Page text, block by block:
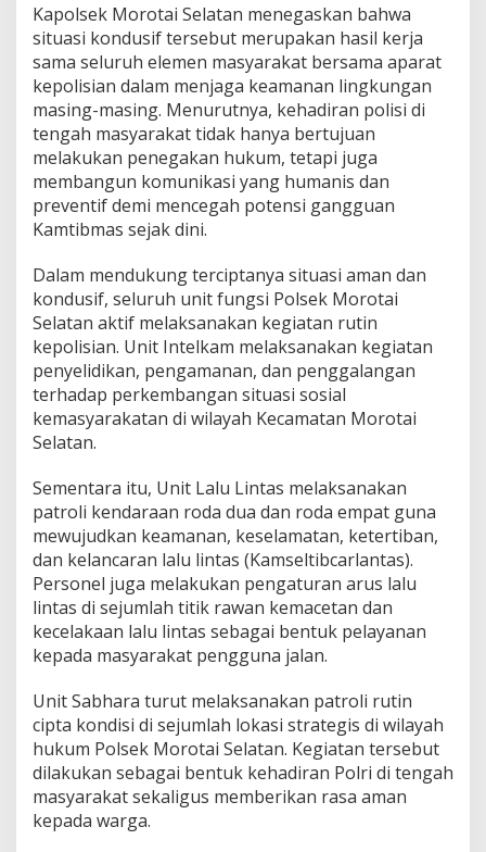
i
a
K
o
n
f
l
i
k
W
g
a
B
e
r
h
s
i
l
a
k
u
k
a
n
S
e
a
a
K
e
k
Kapolsek Morotai Selatan menegaskan bahwa
situasi kondusif tersebut merupakan hasil kerja
sama seluruh elemen masyarakat bersama aparat
kepolisian dalam menjaga keamanan lingkungan
masing-masing. Menurutnya, kehadiran polisi di
tengah masyarakat tidak hanya bertujuan
melakukan penegakan hukum, tetapi juga
membangun komunikasi yang humanis dan
preventif demi mencegah potensi gangguan
Kamtibmas sejak dini.
Dalam mendukung terciptanya situasi aman dan
kondusif, seluruh unit fungsi Polsek Morotai
Selatan aktif melaksanakan kegiatan rutin
kepolisian. Unit Intelkam melaksanakan kegiatan
penyelidikan, pengamanan, dan penggalangan
terhadap perkembangan situasi sosial
kemasyarakatan di wilayah Kecamatan Morotai
Selatan.
Sementara itu, Unit Lalu Lintas melaksanakan
patroli kendaraan roda dua dan roda empat guna
mewujudkan keamanan, keselamatan, ketertiban,
dan kelancaran lalu lintas (Kamseltibcarlantas).
Personel juga melakukan pengaturan arus lalu
lintas di sejumlah titik rawan kemacetan dan
kecelakaan lalu lintas sebagai bentuk pelayanan
kepada masyarakat pengguna jalan.
Unit Sabhara turut melaksanakan patroli rutin
cipta kondisi di sejumlah lokasi strategis di wilayah
hukum Polsek Morotai Selatan. Kegiatan tersebut
dilakukan sebagai bentuk kehadiran Polri di tengah
masyarakat sekaligus memberikan rasa aman
kepada warga.